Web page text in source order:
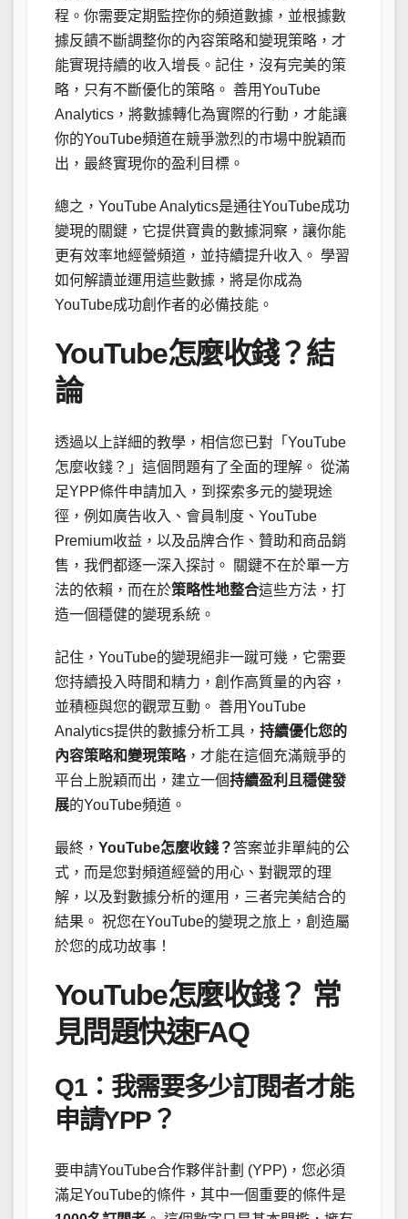
程。你需要定期監控你的頻道數據，並根據數
據反饋不斷調整你的內容策略和變現策略，才
能實現持續的收入增長。記住，沒有完美的策
略，只有不斷優化的策略。 善用YouTube
Analytics，將數據轉化為實際的行動，才能讓
你的YouTube頻道在競爭激烈的市場中脫穎而
出，最終實現你的盈利目標。
總之，YouTube Analytics是通往YouTube成功
變現的關鍵，它提供寶貴的數據洞察，讓你能
更有效率地經營頻道，並持續提升收入。 學習
如何解讀並運用這些數據，將是你成為
YouTube成功創作者的必備技能。
YouTube怎麼收錢？結
論
透過以上詳細的教學，相信您已對「YouTube
怎麼收錢？」這個問題有了全面的理解。 從滿
足YPP條件申請加入，到探索多元的變現途
徑，例如廣告收入、會員制度、YouTube
Premium收益，以及品牌合作、贊助和商品銷
售，我們都逐一深入探討。 關鍵不在於單一方
法的依賴，而在於策略性地整合這些方法，打
造一個穩健的變現系統。
記住，YouTube的變現絕非一蹴可幾，它需要
您持續投入時間和精力，創作高質量的內容，
並積極與您的觀眾互動。 善用YouTube
Analytics提供的數據分析工具， 持續優化您的
內容策略和變現策略，才能在這個充滿競爭的
平台上脫穎而出，建立一個持續盈利且穩健發
展的YouTube頻道。
最終， YouTube怎麼收錢？答案並非單純的公
式，而是您對頻道經營的用心、對觀眾的理
解，以及對數據分析的運用，三者完美結合的
結果。 祝您在YouTube的變現之旅上，創造屬
於您的成功故事！
YouTube怎麼收錢？ 常
見問題快速FAQ
Q1：我需要多少訂閱者才能
申請YPP？
要申請YouTube合作夥伴計劃 (YPP)，您必須
滿足YouTube的條件，其中一個重要的條件是